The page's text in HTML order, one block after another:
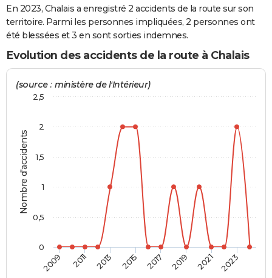
Destinations
City break
Voyage nature
Voyage de noces
Forum
Climat
+
GUIDES D'ACHAT
CARTE DE VOEUX
Dictionnaire
Biographies
Citations
Expressions
Proverbes
PROGRAMME TV
COPAINS D'AVANT
S'inscrire
Se connecter
Lycées
Collèges
Primaires
Universités
Entreprises
Service militaire
Avis de recherche
AVIS DE DÉCÈS
FORUM
En 2023, Chalais a enregistré 2 accidents de la route sur son
territoire. Parmi les personnes impliquées, 2 personnes ont
été blessées et 3 en sont sorties indemnes.
Evolution des accidents de la route à Chalais
Nombre d'accidents
(source : ministère de l'Intérieur)
2009 2011 2013 2015 2017 2019 2021 2023
0
0,5
1
1,5
2
2,5